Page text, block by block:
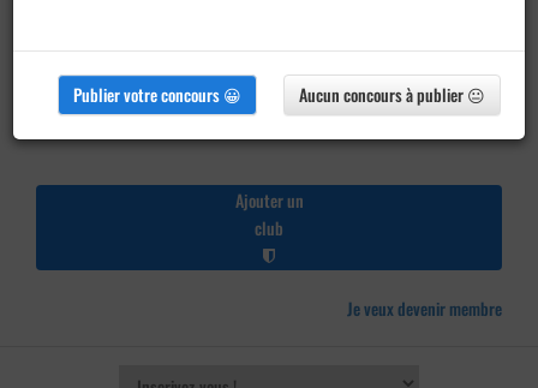
Ajouter un
club
Je veux devenir membre
Publier votre concours 😀 Aucun concours à publier 😐